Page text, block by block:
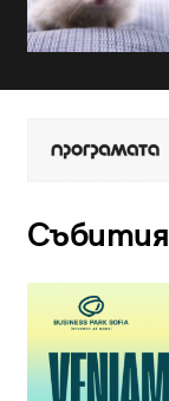
Събития